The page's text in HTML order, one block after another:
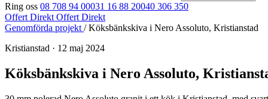
Ring oss 08 708 94 00031 16 88 20040 306 350
Offert Direkt Offert Direkt
Genomförda projekt / Köksbänkskiva i Nero Assoluto, Kristianstad
Kristianstad · 12 maj 2024
Köksbänkskiva i Nero Assoluto,